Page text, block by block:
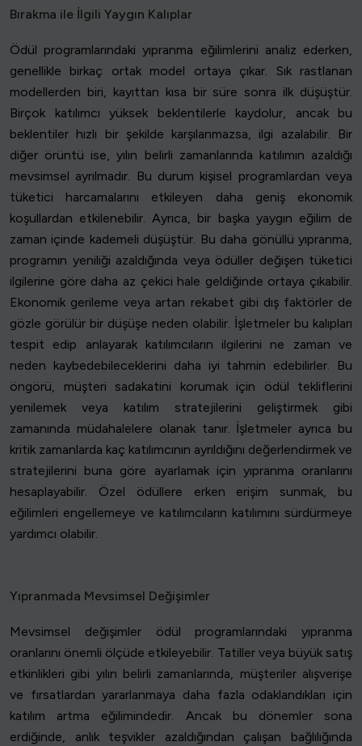
Bırakma ile İlgili Yaygın Kalıplar
Ödül programlarındaki yıpranma eğilimlerini analiz ederken,
genellikle birkaç ortak model ortaya çıkar. Sık rastlanan
modellerden biri, kayıttan kısa bir süre sonra ilk düşüştür.
Birçok katılımcı yüksek beklentilerle kaydolur, ancak bu
beklentiler hızlı bir şekilde karşılanmazsa, ilgi azalabilir. Bir
diğer örüntü ise, yılın belirli zamanlarında katılımın azaldığı
mevsimsel ayrılmadır. Bu durum kişisel programlardan veya
tüketici harcamalarını etkileyen daha geniş ekonomik
koşullardan etkilenebilir. Ayrıca, bir başka yaygın eğilim de
zaman içinde kademeli düşüştür. Bu daha gönüllü yıpranma,
programın yeniliği azaldığında veya ödüller değişen tüketici
ilgilerine göre daha az çekici hale geldiğinde ortaya çıkabilir.
Ekonomik gerileme veya artan rekabet gibi dış faktörler de
gözle görülür bir düşüşe neden olabilir. İşletmeler bu kalıpları
tespit edip anlayarak katılımcıların ilgilerini ne zaman ve
neden kaybedebileceklerini daha iyi tahmin edebilirler. Bu
öngörü, müşteri sadakatini korumak için ödül tekliflerini
yenilemek veya katılım stratejilerini geliştirmek gibi
zamanında müdahalelere olanak tanır. İşletmeler ayrıca bu
kritik zamanlarda kaç katılımcının ayrıldığını değerlendirmek ve
stratejilerini buna göre ayarlamak için yıpranma oranlarını
hesaplayabilir. Özel ödüllere erken erişim sunmak, bu
eğilimleri engellemeye ve katılımcıların katılımını sürdürmeye
yardımcı olabilir.
Yıpranmada Mevsimsel Değişimler
Mevsimsel değişimler ödül programlarındaki yıpranma
oranlarını önemli ölçüde etkileyebilir. Tatiller veya büyük satış
etkinlikleri gibi yılın belirli zamanlarında, müşteriler alışverişe
ve fırsatlardan yararlanmaya daha fazla odaklandıkları için
katılım artma eğilimindedir. Ancak bu dönemler sona
erdiğinde, anlık teşvikler azaldığından çalışan bağlılığında